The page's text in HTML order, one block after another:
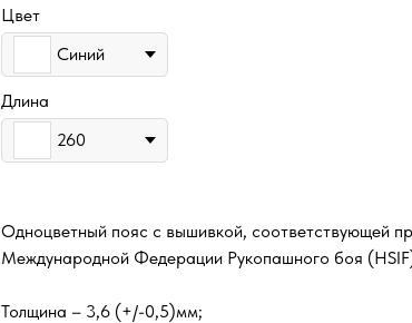
Цвет
Синий
Длина
260
Одноцветный пояс с вышивкой, соответствующей
Международной Федерации Рукопашного боя
Толщина – 3,6 (+/-0,5)мм;